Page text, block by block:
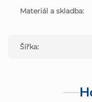
Materiál a skladba:
Šířka: